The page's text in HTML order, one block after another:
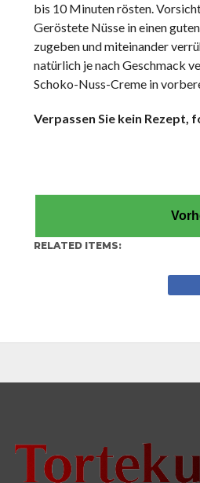
bis 10 Minuten rösten.
Geröstete Nüsse in einen
zugeben und miteinander
natürlich je nach Geschmack
Schoko-Nuss-Creme in
Verpassen Sie kein Rezept,
RELATED ITEMS: